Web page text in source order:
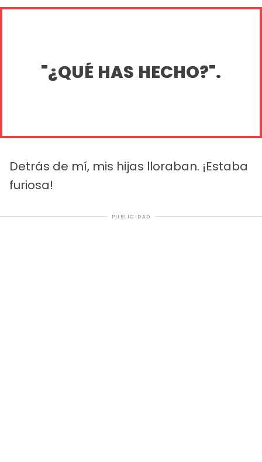
"¿QUÉ HAS HECHO?".
Detrás de mí, mis hijas lloraban. ¡Estaba
furiosa!
PUBLICIDAD